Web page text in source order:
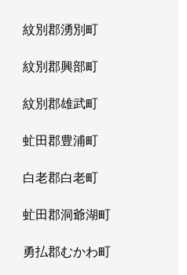
紋別郡湧別町
紋別郡興部町
紋別郡雄武町
虻田郡豊浦町
白老郡白老町
虻田郡洞爺湖町
勇払郡むかわ町